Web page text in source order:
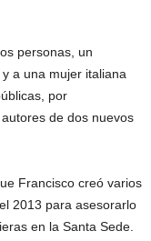
personas, un
a una mujer italiana
por
de dos nuevos
Francisco creó varios
2013 para asesorarlo
en la Santa Sede.